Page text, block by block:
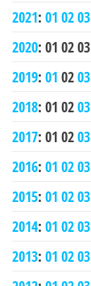
2021: 01 0203
2020: 01 0203
2019: 01 0203
2018: 01 0203
2017: 01 0203
2016: 01 0203
2015: 01 0203
2014: 01 0203
2013: 01 0203